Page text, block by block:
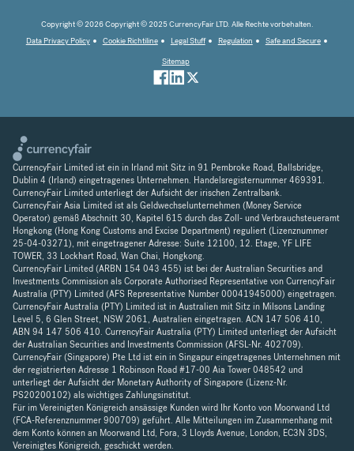
Copyright © 2026 Copyright © 2025 CurrencyFair LTD. Alle Rechte vorbehalten.
Data Privacy Policy
Cookie Richtiline Legal Stuff Regulation
Safe and Secure
Sitemap
CurrencyFair Limited ist ein in Irland mit Sitz in 91 Pembroke Road, Ballsbridge,
Dublin 4 (Irland) eingetragenes Unternehmen. Handelsregisternummer 469391.
CurrencyFair Limited unterliegt der Aufsicht der irischen Zentralbank.
CurrencyFair Asia Limited ist als Geldwechselunternehmen (Money Service
Operator) gemäß Abschnitt 30, Kapitel 615 durch das Zoll- und Verbrauchsteueramt
Hongkong (Hong Kong Customs and Excise Department) reguliert (Lizenznummer
25-04-03271), mit eingetragener Adresse: Suite 12100, 12. Etage, YF LIFE
TOWER, 33 Lockhart Road, Wan Chai, Hongkong.
CurrencyFair Limited (ARBN 154 043 455) ist bei der Australian Securities and
Investments Commission als Corporate Authorised Representative von CurrencyFair
Australia (PTY) Limited (AFS Representative Number 00041945000) eingetragen.
CurrencyFair Australia (PTY) Limited ist in Australien mit Sitz in Milsons Landing
Level 5, 6 Glen Street, NSW 2061, Australien eingetragen. ACN 147 506 410,
ABN 94 147 506 410. CurrencyFair Australia (PTY) Limited unterliegt der Aufsicht
der Australian Securities and Investments Commission (AFSL-Nr. 402709).
CurrencyFair (Singapore) Pte Ltd ist ein in Singapur eingetragenes Unternehmen mit
der registrierten Adresse 1 Robinson Road #17-00 Aia Tower 048542 und
unterliegt der Aufsicht der Monetary Authority of Singapore (Lizenz-Nr.
PS20200102) als wichtiges Zahlungsinstitut.
Für im Vereinigten Königreich ansässige Kunden wird Ihr Konto von Moorwand Ltd
(FCA-Referenznummer 900709) geführt. Alle Mitteilungen im Zusammenhang mit
dem Konto können an Moorwand Ltd, Fora, 3 Lloyds Avenue, London, EC3N 3DS,
Vereinigtes Königreich, geschickt werden.